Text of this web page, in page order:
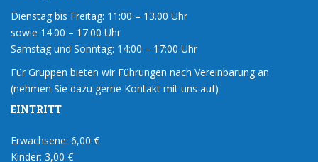
Dienstag bis Freitag: 11:00 – 13.00 Uhr
sowie 14.00 – 17.00 Uhr
Samstag und Sonntag: 14:00 – 17:00 Uhr
Für Gruppen bieten wir Führungen nach Vereinbarung an
(nehmen Sie dazu gerne Kontakt mit uns auf)
EINTRITT
Erwachsene: 6,00 €
Kinder: 3,00 €